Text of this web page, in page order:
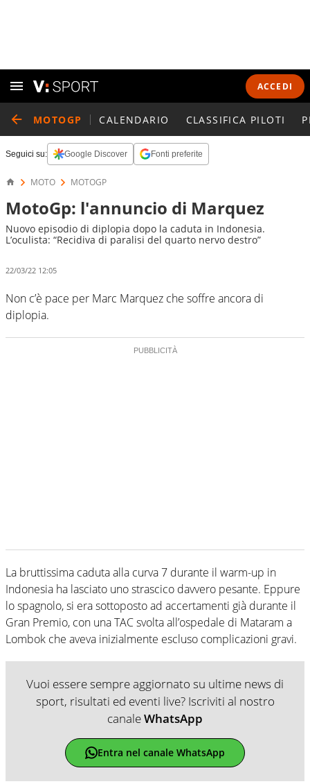
ACCEDI
MOTOGP CALENDARIO CLASSIFICA PILOTI
Seguici su: Google Discover Fonti preferite
MOTO MOTOGP
MotoGp: l'annuncio di Marquez
Nuovo episodio di diplopia dopo la caduta in Indonesia.
L’oculista: “Recidiva di paralisi del quarto nervo destro”
22/03/22 12:05
Non c’è pace per Marc Marquez che soffre ancora di
diplopia.
La bruttissima caduta alla curva 7 durante il warm-up in
Indonesia ha lasciato uno strascico davvero pesante. Eppure
lo spagnolo, si era sottoposto ad accertamenti già durante il
Gran Premio, con una TAC svolta all’ospedale di Mataram a
Lombok che aveva inizialmente escluso complicazioni gravi.
Vuoi essere sempre aggiornato su ultime news di
sport, risultati ed eventi live? Iscriviti al nostro
canaleWhatsApp
Entra nel canale WhatsApp